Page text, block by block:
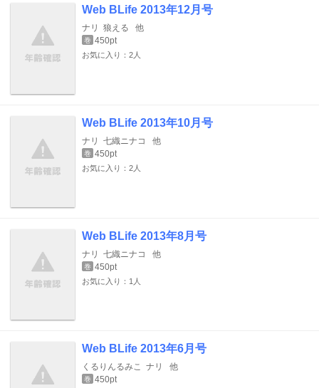
Web BLife 2013年12月号
ナリ 狼える 他
巻 450pt
お気に入り：2人
Web BLife 2013年10月号
ナリ 七織ニナコ 他
巻 450pt
お気に入り：2人
Web BLife 2013年8月号
ナリ 七織ニナコ 他
巻 450pt
お気に入り：1人
Web BLife 2013年6月号
くるりんるみこ ナリ 他
巻 450pt